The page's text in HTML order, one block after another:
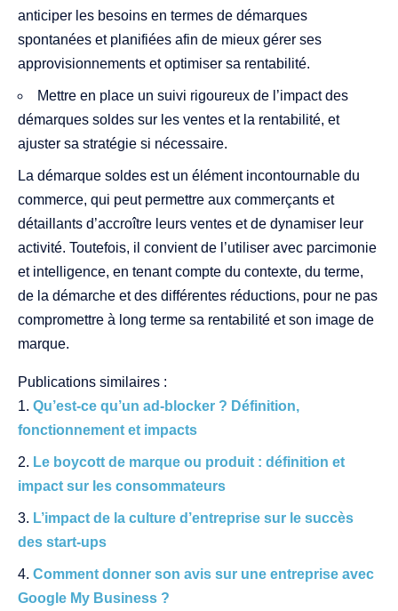
anticiper les besoins en termes de démarques
spontanées et planifiées afin de mieux gérer ses
approvisionnements et optimiser sa rentabilité.
Mettre en place un suivi rigoureux de l’impact des
démarques soldes sur les ventes et la rentabilité, et
ajuster sa stratégie si nécessaire.
La démarque soldes est un élément incontournable du
commerce, qui peut permettre aux commerçants et
détaillants d’accroître leurs ventes et de dynamiser leur
activité. Toutefois, il convient de l’utiliser avec parcimonie
et intelligence, en tenant compte du contexte, du terme,
de la démarche et des différentes réductions, pour ne pas
compromettre à long terme sa rentabilité et son image de
marque.
Publications similaires :
Qu’est-ce qu’un ad-blocker ? Définition,
fonctionnement et impacts
Le boycott de marque ou produit : définition et
impact sur les consommateurs
L’impact de la culture d’entreprise sur le succès
des start-ups
Comment donner son avis sur une entreprise avec
Google My Business ?